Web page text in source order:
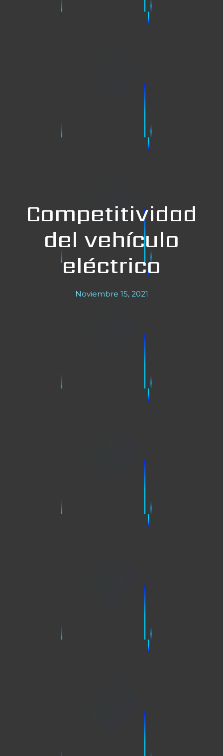
Competitividad
del vehículo
eléctrico
Noviembre 15, 2021